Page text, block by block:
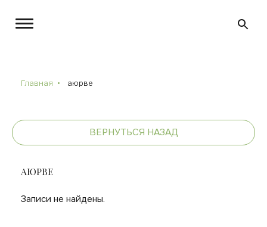
Главная аюрве
ВЕРНУТЬСЯ НАЗАД
АЮРВЕ
Записи не найдены.